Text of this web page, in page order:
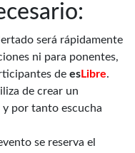
será rápidamente
ni para ponentes,
de esLibre.
de crear un
y por tanto escucha
se reserva el